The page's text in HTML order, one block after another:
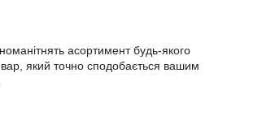
асортимент будь-якого
який точно сподобається вашим